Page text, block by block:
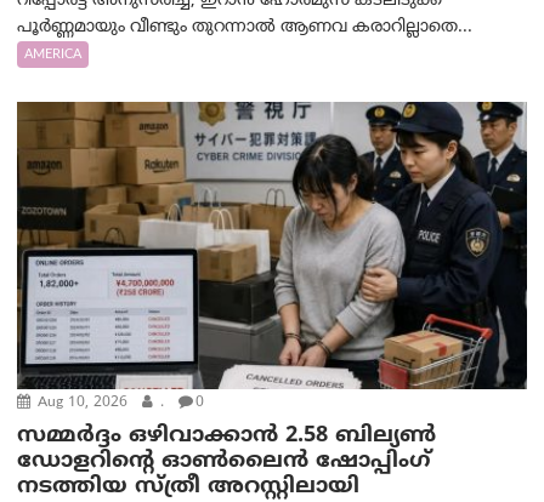
പൂർണ്ണമായും വീണ്ടും തുറന്നാൽ ആണവ കരാറില്ലാതെ...
AMERICA
Aug 10, 2026 . 0
സമ്മര്‍ദ്ദം ഒഴിവാക്കാന്‍ 2.58 ബില്യൺ
ഡോളറിന്റെ ഓണ്‍ലൈന്‍ ഷോപ്പിംഗ്
നടത്തിയ സ്ത്രീ അറസ്റ്റിലായി